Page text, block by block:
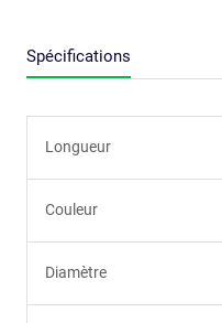
Spécifications
Longueur
Couleur
Diamètre